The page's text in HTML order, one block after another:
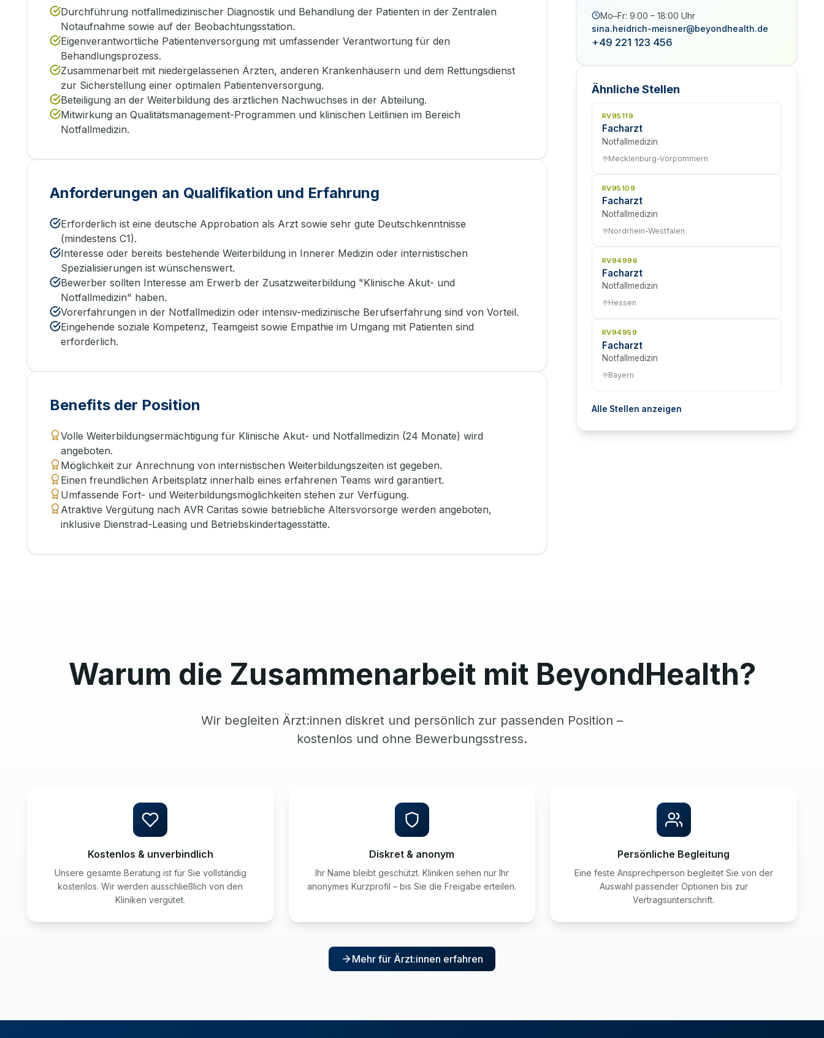
Durchführung notfallmedizinischer Diagnostik und Behandlung der Patienten in der Zentralen
Notaufnahme sowie auf der Beobachtungsstation.
Eigenverantwortliche Patientenversorgung mit umfassender Verantwortung für den
Behandlungsprozess.
Zusammenarbeit mit niedergelassenen Ärzten, anderen Krankenhäusern und dem Rettungsdienst
zur Sicherstellung einer optimalen Patientenversorgung.
Beteiligung an der Weiterbildung des ärztlichen Nachwuchses in der Abteilung.
Mitwirkung an Qualitätsmanagement-Programmen und klinischen Leitlinien im Bereich
Notfallmedizin.
Anforderungen an Qualifikation und Erfahrung
Erforderlich ist eine deutsche Approbation als Arzt sowie sehr gute Deutschkenntnisse
(mindestens C1).
Interesse oder bereits bestehende Weiterbildung in Innerer Medizin oder internistischen
Spezialisierungen ist wünschenswert.
Bewerber sollten Interesse am Erwerb der Zusatzweiterbildung "Klinische Akut- und
Notfallmedizin" haben.
Vorerfahrungen in der Notfallmedizin oder intensiv-medizinische Berufserfahrung sind von Vorteil.
Eingehende soziale Kompetenz, Teamgeist sowie Empathie im Umgang mit Patienten sind
erforderlich.
Benefits der Position
Volle Weiterbildungsermächtigung für Klinische Akut- und Notfallmedizin (24 Monate) wird
angeboten.
Möglichkeit zur Anrechnung von internistischen Weiterbildungszeiten ist gegeben.
Einen freundlichen Arbeitsplatz innerhalb eines erfahrenen Teams wird garantiert.
Umfassende Fort- und Weiterbildungsmöglichkeiten stehen zur Verfügung.
Atraktive Vergütung nach AVR Caritas sowie betriebliche Altersvorsorge werden angeboten,
inklusive Dienstrad-Leasing und Betriebskindertagesstätte.
Mo–Fr: 9:00 – 18:00 Uhr
sina.heidrich-meisner@beyondhealth.de
+49 221 123 456
Ähnliche Stellen
RV95119
Facharzt
Notfallmedizin
Mecklenburg-Vorpommern
RV95109
Facharzt
Notfallmedizin
Nordrhein-Westfalen
RV94996
Facharzt
Notfallmedizin
Hessen
RV94959
Facharzt
Notfallmedizin
Bayern
Alle Stellen anzeigen
Warum die Zusammenarbeit mit BeyondHealth?
Wir begleiten Ärzt:innen diskret und persönlich zur passenden Position –
kostenlos und ohne Bewerbungsstress.
Kostenlos & unverbindlich
Unsere gesamte Beratung ist für Sie vollständig
kostenlos. Wir werden ausschließlich von den
Kliniken vergütet.
Diskret & anonym
Ihr Name bleibt geschützt. Kliniken sehen nur Ihr
anonymes Kurzprofil – bis Sie die Freigabe erteilen.
Persönliche Begleitung
Eine feste Ansprechperson begleitet Sie von der
Auswahl passender Optionen bis zur
Vertragsunterschrift.
Mehr für Ärzt:innen erfahren